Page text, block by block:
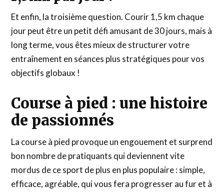
Et enfin, la troisième question. Courir 1,5 km chaque
jour peut être un petit défi amusant de 30 jours, mais à
long terme, vous êtes mieux de structurer votre
entraînement en séances plus stratégiques pour vos
objectifs globaux !
Course à pied : une histoire
de passionnés
La course à pied provoque un engouement et surprend
bon nombre de pratiquants qui deviennent vite
mordus de ce sport de plus en plus populaire : simple,
efficace, agréable, qui vous fera progresser au fur et à